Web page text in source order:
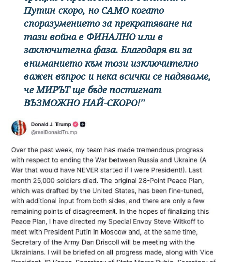
Путин скоро, но САМО когато
споразумението за прекратяване на
тази война е ФИНАЛНО или в
заключителна фаза. Благодаря ви за
вниманието към този изключително
важен въпрос и нека всички се надяваме,
че МИРЪТ ще бъде постигнат
ВЪЗМОЖНО НАЙ-СКОРО!"